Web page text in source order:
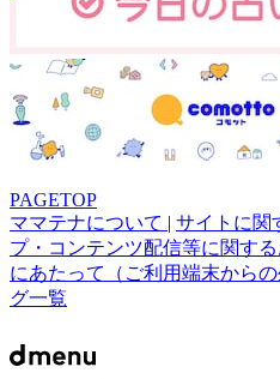
PAGETOP
ママテナについて | サイトに関
プ・コンテンツ配信等に関す
にあたって（ご利用端末から
グ一覧